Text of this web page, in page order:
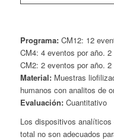
Programa:CM12: 12
CM4: 4 eventos por año.
CM2: 2 eventos por año.
Material:Muestras
humanos con analitos de
Evaluación:Cuantitativo
Los dispositivos
total no son adecuados